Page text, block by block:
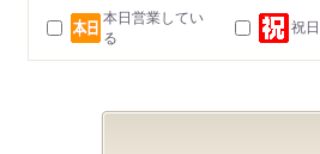
本日営業してい
る
祝